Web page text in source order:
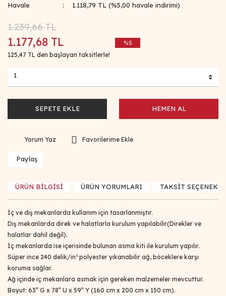
Havale
1.118,79 TL (%5,00 havale indirimi)
1.239,66 TL
1.177,68 TL
125,47 TL den başlayan taksitlerle!
%5
SEPETE EKLE HEMEN AL
Yorum Yaz
Paylaş
ÜRÜN BİLGİSİ ÜRÜN YORUMLARI TAKSİT
İç ve dış mekanlarda kullanım için tasarlanmıştır.
Dış mekanlarda direk ve halatlarla kurulum yapılabilir(Direkler ve
halatlar dahil değil).
İç mekanlarda ise içerisinde bulunan asma kiti ile kurulum yapılır.
Süper ince 240 delik/in² polyester yıkanabilir ağ, böceklere karşı
koruma sağlar.
Ağ içinde iç mekanlara asmak için gereken malzemeler mevcuttur.
Boyut: 63” G x 78” U x 59” Y (160 cm x 200 cm x 150 cm).